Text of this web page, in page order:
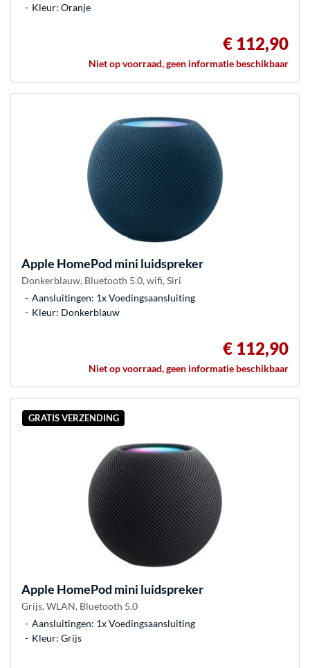
Kleur: Oranje
€ 112,90
Niet op voorraad, geen informatie beschikbaar
Apple HomePod mini luidspreker
Donkerblauw, Bluetooth 5.0, wifi, Siri
Aansluitingen: 1x Voedingsaansluiting
Kleur: Donkerblauw
€ 112,90
Niet op voorraad, geen informatie beschikbaar
GRATIS VERZENDING
Apple HomePod mini luidspreker
Grijs, WLAN, Bluetooth 5.0
Aansluitingen: 1x Voedingsaansluiting
Kleur: Grijs